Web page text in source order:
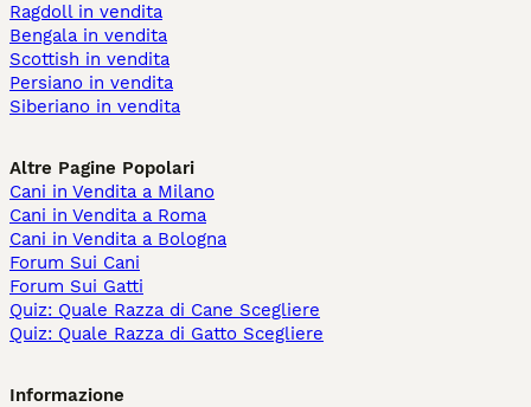
Ragdoll in vendita
Bengala in vendita
Scottish in vendita
Persiano in vendita
Siberiano in vendita
Altre Pagine Popolari
Cani in Vendita a Milano
Cani in Vendita a Roma
Cani in Vendita a Bologna
Forum Sui Cani
Forum Sui Gatti
Quiz: Quale Razza di Cane Scegliere
Quiz: Quale Razza di Gatto Scegliere
Informazione